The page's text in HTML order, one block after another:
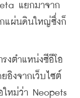
แยกมาจาก
แผ่นดินใหญ่ซึ่งก็
ตำแหน่งซีอีโอ
อิงจากเว็บไซต์
หม่ว่า Neopets